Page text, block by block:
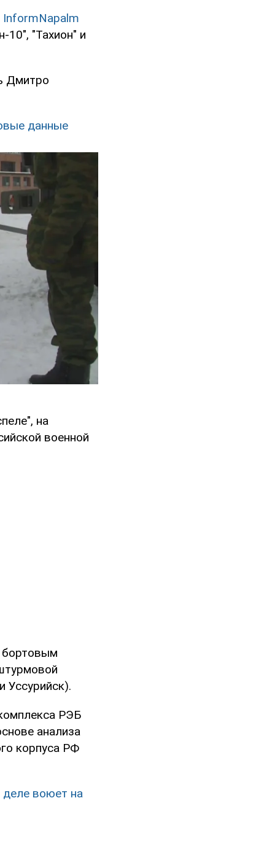
InformNapalm
10", "Тахион" и
Дмитро
данные
на
военной
бортовым
РЭБ
анализа
корпуса РФ
деле воюет на